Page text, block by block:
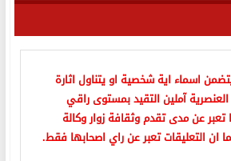
اسماء اية شخصية او يتناول اثارة
العنصرية آملين التقيد بمستوى راقي
تعبر عن مدى تقدم وثقافة زوار وكالة
ان التعليقات تعبر عن راي اصحابها فقط.